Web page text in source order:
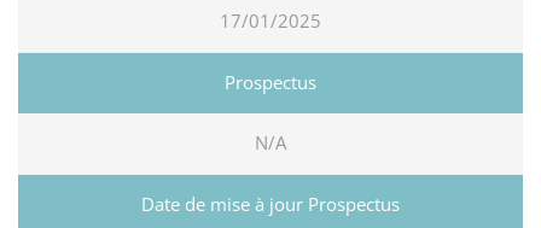
17/01/2025
N/A